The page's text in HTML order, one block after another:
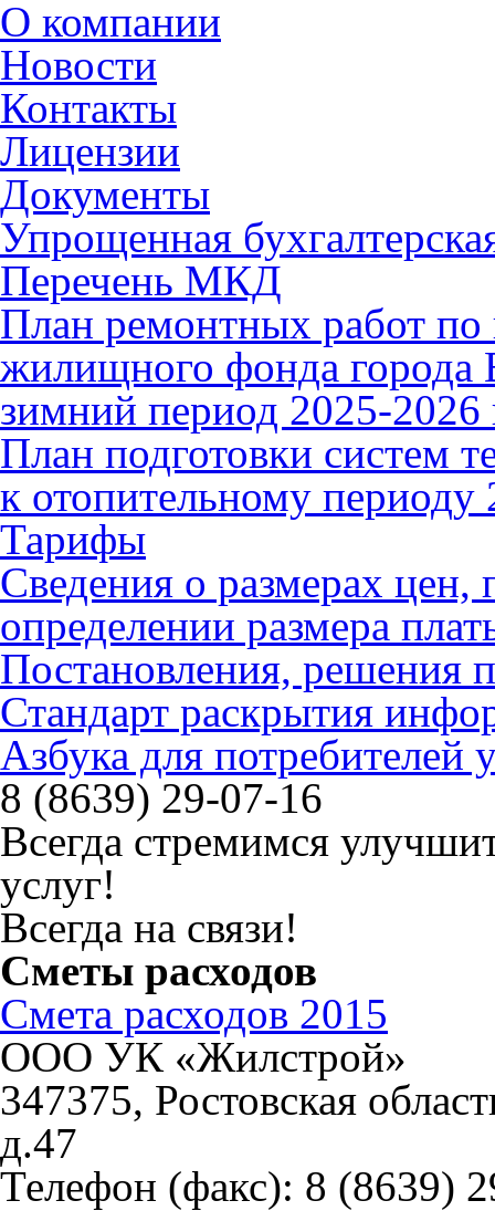
О компании
Новости
Контакты
Лицензии
Документы
Упрощенная
Перечень МКД
План ремонтных работ по
жилищного фонда города
зимний период 2025-2026
План подготовки систем
к отопительному периоду
Тарифы
Сведения о размерах
определении размера
Постановления, решения
Стандарт раскрытия
Азбука для
8 (8639) 29-07-16
Всегда стремимся
услуг!
Всегда на связи!
Сметы расходов
Смета расходов 2015
ООО УК «Жилстрой»
347375, Ростовская
д.47
Телефон (факс): 8 (8639)